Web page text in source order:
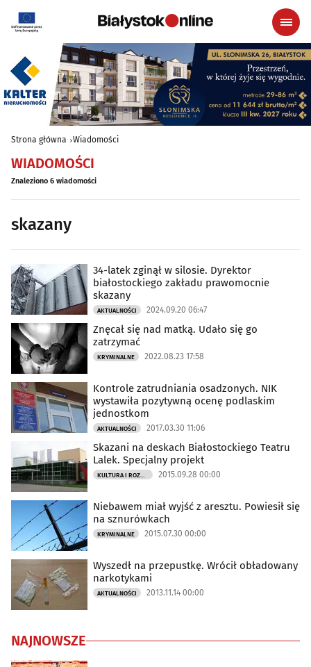
Strona główna Wiadomości
WIADOMOŚCI
Znaleziono 6 wiadomości
skazany
34-latek zginął w silosie. Dyrektor
białostockiego zakładu prawomocnie
skazany
AKTUALNOŚCI 2024.09.20 06:47
Znęcał się nad matką. Udało się go
zatrzymać
KRYMINALNE 2022.08.23 17:58
Kontrole zatrudniania osadzonych. NIK
wystawiła pozytywną ocenę podlaskim
jednostkom
AKTUALNOŚCI 2017.03.30 11:06
Skazani na deskach Białostockiego Teatru
Lalek. Specjalny projekt
KULTURA I ROZRYWKA 2015.09.28 00:00
Niebawem miał wyjść z aresztu. Powiesił się
na sznurówkach
KRYMINALNE 2015.07.30 00:00
Wyszedł na przepustkę. Wrócił obładowany
narkotykami
AKTUALNOŚCI 2013.11.14 00:00
NAJNOWSZE